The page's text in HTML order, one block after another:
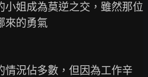
小姐成為莫逆之交，雖然那位
來的勇氣
情況佔多數，但因為工作辛